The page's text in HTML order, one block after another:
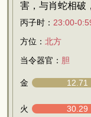
害，与肖蛇相破
丙子时： 23:00-
方位： 北方
当令器官： 胆
金 12.71
火 30.29